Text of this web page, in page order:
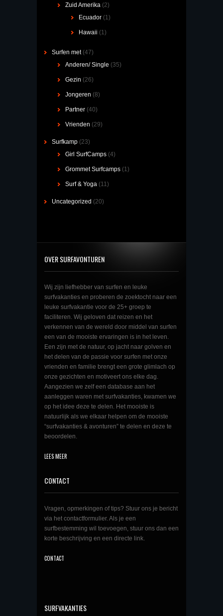
Zuid Amerika (2)
Ecuador (1)
Hawaii (1)
Surfen met(47)
Anderen/ Single (35)
Gezin (26)
Jongeren (8)
Partner (40)
Vrienden (29)
Surfkamp (23)
Girl SurfCamps (4)
Grommet Surfcamps (1)
Surf & Yoga (11)
Uncategorized (20)
OVER SURFAVONTUREN
Wij zijn liefhebber van surfen en leuke
surfvakanties en proberen de zoektocht naar een
leuke surfvakantie voor de 25+ groep te
faciliteren. Wij geloven dat reizen en het
verkennen van de wereld door middel van surfen
een van de mooiste ervaringen is in het leven.
Een zijn met de natuur, op jacht naar golven en
het delen van de passie voor surfen met onze
vrienden en familie brengt een grote glimlach op
onze gezichten en motiveert ons elke dag.
Aangezien we zelf een database aan het
aanleggen waren met surfvakanties, kwamen we
op het idee deze te delen. Het mooiste is
natuurlijk als we elkaar helpen om de mooiste
“surfvakanties & avonturen” te delen en deze te
beoordelen.
LEES MEER
CONTACT
Vragen, opmerkingen of tips? Stuur ons je bericht
via het contactformulier. Als je een
surfbestemming wil toevoegen, stuur ons dan een
korte beschrijving en een directe link.
CONTACT
SURFVAKANTIES